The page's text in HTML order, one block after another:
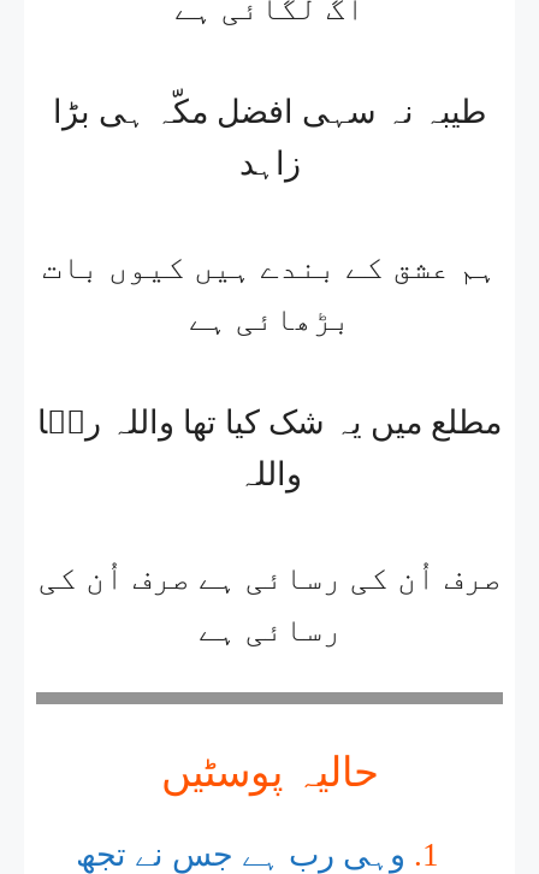
آگ لگائی ہے
طیبہ نہ سہی افضل مکّہ ہی بڑا
زاہد
ہم عشق کے بندے ہیں کیوں بات
بڑھائی ہے
مطلع میں یہ شک کیا تھا واللہ رضؔا
واللہ
صرف اُن کی رسائی ہے صرف اُن کی
رسائی ہے
حالیہ پوسٹیں
وہی رب ہے جس نے تجھ